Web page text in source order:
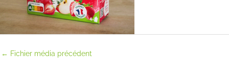
← Fichier média précédent